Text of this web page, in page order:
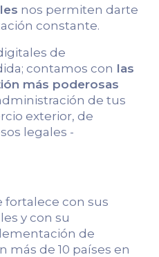
nos permiten darte
constante.
de
contamos con las
más poderosas
de tus
exterior, de
legales -
fortalece con sus
y con su
de
más de 10 países en